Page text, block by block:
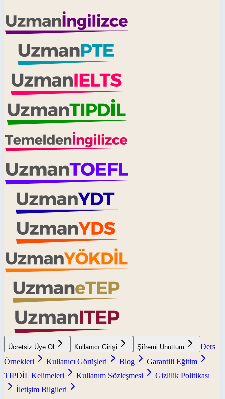
Ücretsiz Üye Ol Kullanıcı Girişi Şifremi Unuttum
Ders
Örnekleri
Kullanıcı Görüşleri Blog
Garantili Eğitim
TIPDİL Kelimeleri
Kullanım Sözleşmesi
Gizlilik Politikası
İletişim Bilgileri